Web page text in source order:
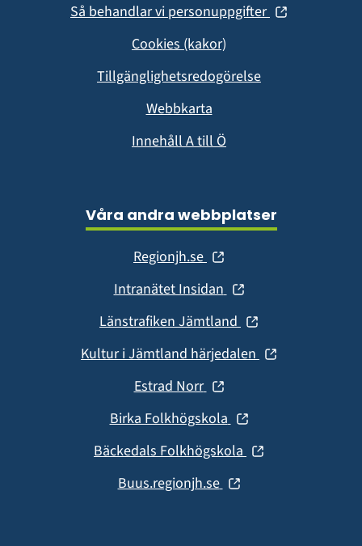
Så behandlar vi personuppgifter (öppnas
Cookies (kakor)
Tillgänglighetsredogörelse
Webbkarta
Innehåll A till Ö
Våra andra webbplatser
Regionjh.se (öppnas
nytt
fönster)
Intranätet Insidan (öppnas
nytt
fönster)
Länstrafiken Jämtland (öppnas
nytt
Kultur i Jämtland härjedalen (öppnas
Estrad Norr (öppnas
nytt
fönster)
Birka Folkhögskola (öppnas
nytt
fönster)
Bäckedals Folkhögskola (öppnas
Buus.regionjh.se (öppnas